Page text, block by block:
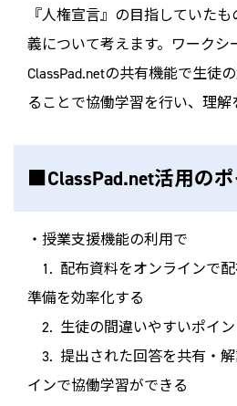
『人権宣言』の目指していた
義について考えます。ワークシ
ClassPad.netの共有機能で生徒
ることで協働学習を行い、理解
■ClassPad.net活用の
・授業支援機能の利用で
1. 配布資料をオンラインで
準備を効率化する
2. 生徒の間違いやすいポイ
3. 提出された回答を共有・
インで協働学習ができる